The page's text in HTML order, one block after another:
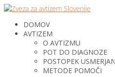
DOMOV
AVTIZEM
O AVTIZMU
POT DO DIAGNOZE
POSTOPEK
METODE POMOČI